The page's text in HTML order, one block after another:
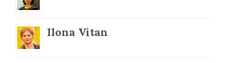
Ilona Vitan